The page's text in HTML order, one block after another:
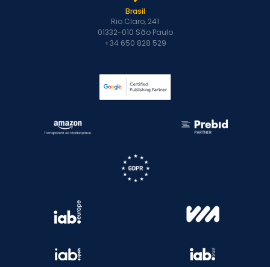
Brasil
Rio Claro, 241
01332-010 São Paulo
+34 650 828 529